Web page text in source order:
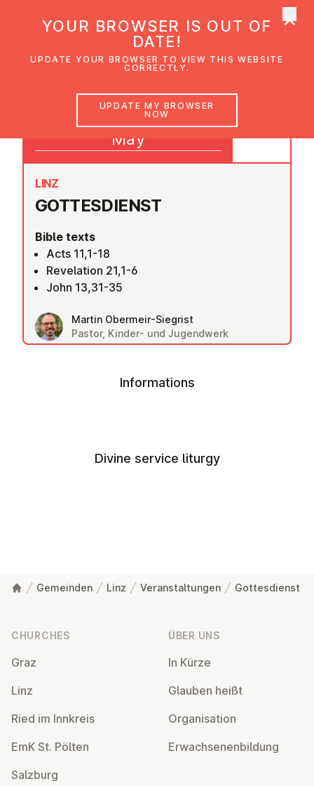
GOTTES­DI­ENST
LINZ
Bible texts
Acts 11,1-18
Revelation 21,1-6
John 13,31-35
Martin Obermeir-Siegrist
Pastor, Kinder- und Jugendwerk
18
May
Informations
Divine service liturgy
Gemeinden Linz Veranstaltungen Gottesdienst
CHURCHES
Graz
Linz
Ried im Innkreis
EmK St. Pölten
Salzburg
ÜBER UNS
In Kürze
Glauben heißt
Or­gan­isa­tion
Er­wach­sen­en­bildung
YOUR BROWSER IS OUT OF
DATE!
UPDATE YOUR BROWSER TO VIEW THIS WEBSITE
CORRECTLY.
UPDATE MY BROWSER
NOW
×